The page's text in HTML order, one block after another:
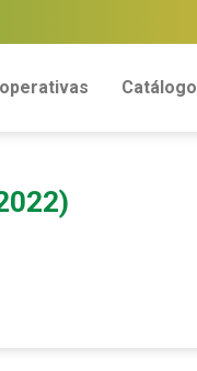
Catálogo